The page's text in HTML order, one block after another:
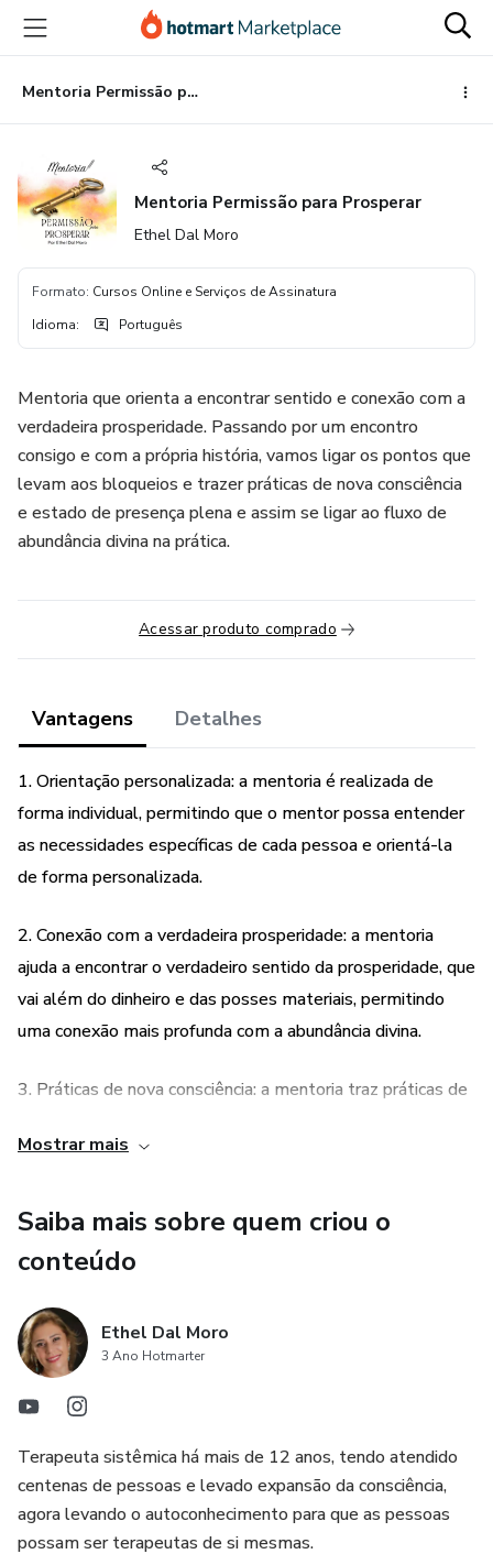
para
conteúdo
principal
para
pagamento
para
rodapé
Mentoria Permissão para Prosperar
Mentoria Permissão para Prosperar
Ethel Dal Moro
Formato: Cursos Online e Serviços de Assinatura
Idioma: Português
Mentoria que orienta a encontrar sentido e conexão com a
verdadeira prosperidade. Passando por um encontro
consigo e com a própria história, vamos ligar os pontos que
levam aos bloqueios e trazer práticas de nova consciência
e estado de presença plena e assim se ligar ao fluxo de
abundância divina na prática.
Acessar produto comprado
Vantagens Detalhes
1. Orientação personalizada: a mentoria é realizada de
forma individual, permitindo que o mentor possa entender
as necessidades específicas de cada pessoa e orientá-la
de forma personalizada.
2. Conexão com a verdadeira prosperidade: a mentoria
ajuda a encontrar o verdadeiro sentido da prosperidade, que
vai além do dinheiro e das posses materiais, permitindo
uma conexão mais profunda com a abundância divina.
3. Práticas de nova consciência: a mentoria traz práticas de
superar bloqueios e a se conectar com o fluxo de
Mostrar mais
Saiba mais sobre quem criou o
conteúdo
Ethel Dal Moro
3 Ano Hotmarter
Terapeuta sistêmica há mais de 12 anos, tendo atendido
centenas de pessoas e levado expansão da consciência,
agora levando o autoconhecimento para que as pessoas
possam ser terapeutas de si mesmas.